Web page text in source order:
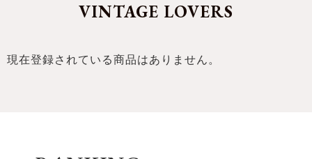
VINTAGE LOVERS
現在登録されている商品はありません。